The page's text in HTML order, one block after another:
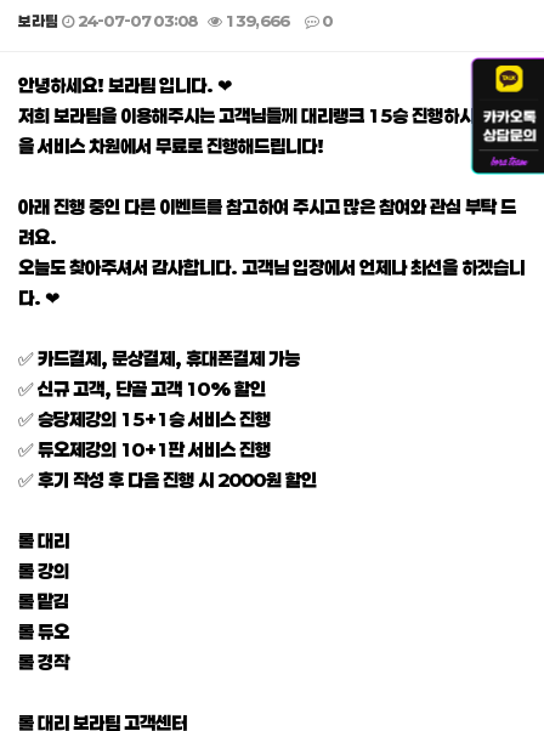
보라팀 24-07-07 03:08 139,666 0
본문
안녕하세요! 보라팀 입니다. ❤
저희 보라팀을 이용해주시는 고객님들께 대리랭크 15승 진행하시면 1승
을 서비스 차원에서 무료로 진행해드립니다!
아래 진행 중인 다른 이벤트를 참고하여 주시고 많은 참여와 관심 부탁 드
려요.
오늘도 찾아주셔서 감사합니다. 고객님 입장에서 언제나 최선을 하겠습니
다. ❤
✅ 카드결제, 문상결제, 휴대폰결제 가능
✅ 신규 고객, 단골 고객 10% 할인
✅ 승당제강의 15+1승 서비스 진행
✅ 듀오제강의 10+1판 서비스 진행
✅ 후기 작성 후 다음 진행 시 2000원 할인
롤 대리
롤 강의
롤 맡김
롤 듀오
롤 경작
롤 대리 보라팀 고객센터